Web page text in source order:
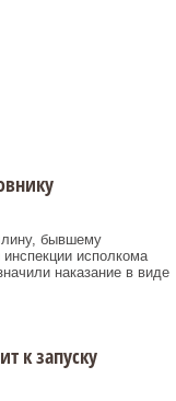
бывшему
исполкома
наказание в виде
к запуску